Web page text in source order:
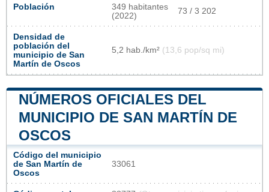
Población
349 habitantes
(2022)
73 / 3 202
Densidad de
población del
municipio de San
Martín de Oscos
5,2 hab./km² (13,6 pop/sq mi)
NÚMEROS OFICIALES DEL
MUNICIPIO DE SAN MARTÍN DE
OSCOS
Código del municipio
de San Martín de
Oscos
33061